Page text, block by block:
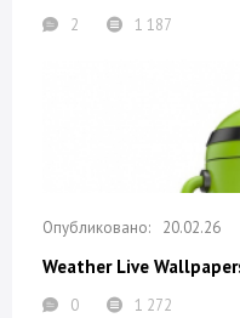
2 1 187
20.02.26
Weather Live
0 1 272